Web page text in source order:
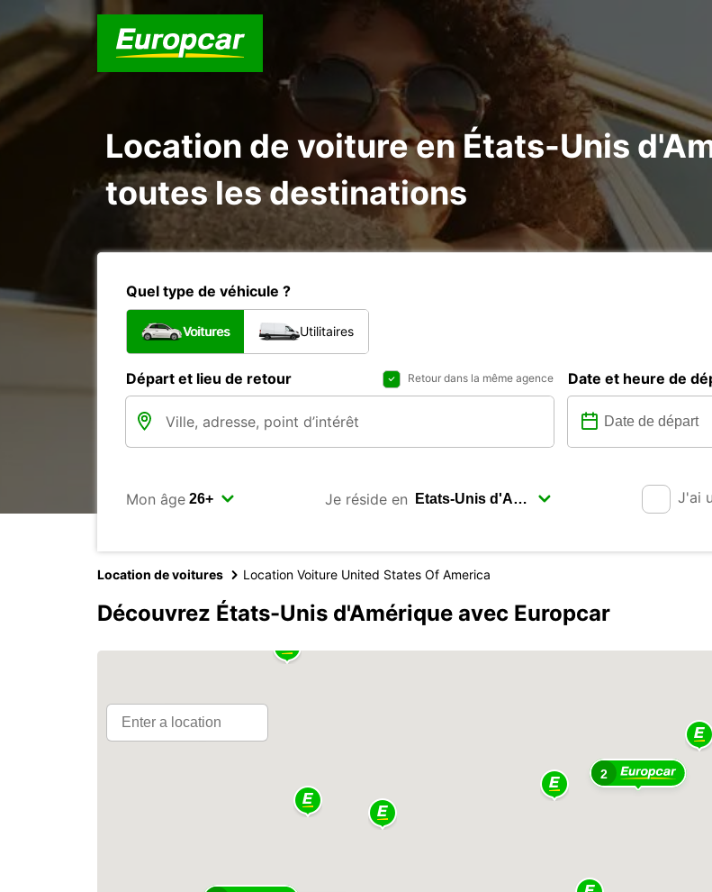
Location de voiture en États-Unis
toutes les destinations
Quel type de véhicule ?
Voitures Utilitaires
Départ et lieu de retour Retour dans la même agence Date et heure de
Mon âge Je réside en J'ai
Location de voitures Location Voiture United States Of America
Découvrez États-Unis d'Amérique avec Europcar
2
2